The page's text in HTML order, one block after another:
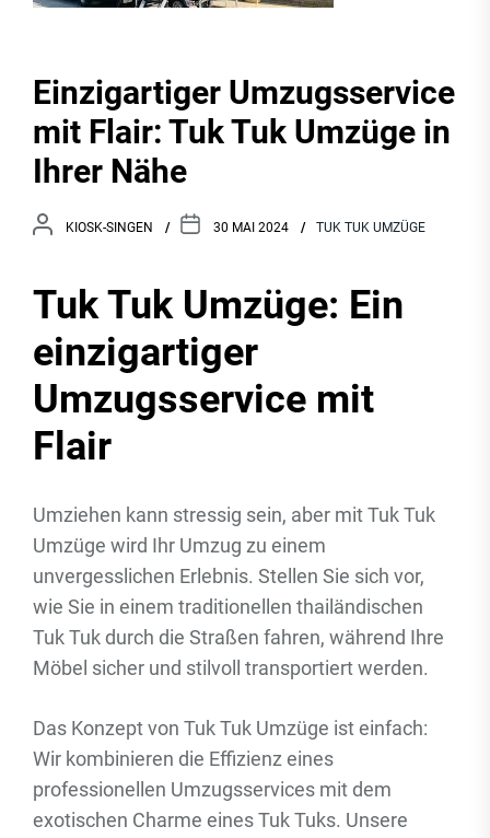
Einzigartiger Umzugsservice
mit Flair: Tuk Tuk Umzüge in
Ihrer Nähe
KIOSK-SINGEN 30 MAI 2024 TUK TUK UMZÜGE
Tuk Tuk Umzüge: Ein
einzigartiger
Umzugsservice mit
Flair
Umziehen kann stressig sein, aber mit Tuk Tuk
Umzüge wird Ihr Umzug zu einem
unvergesslichen Erlebnis. Stellen Sie sich vor,
wie Sie in einem traditionellen thailändischen
Tuk Tuk durch die Straßen fahren, während Ihre
Möbel sicher und stilvoll transportiert werden.
Das Konzept von Tuk Tuk Umzüge ist einfach:
Wir kombinieren die Effizienz eines
professionellen Umzugsservices mit dem
exotischen Charme eines Tuk Tuks. Unsere